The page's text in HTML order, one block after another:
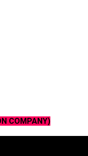
COMPANY)